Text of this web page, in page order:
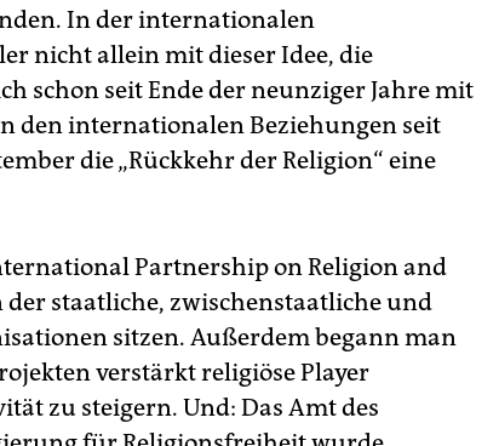
In der internationalen
nicht allein mit dieser Idee, die
schon seit Ende der neunziger Jahre mit
den internationalen Beziehungen seit
die „Rückkehr der Religion“ eine
Partnership on Religion and
staatliche, zwischenstaatliche und
sitzen. Außerdem begann man
verstärkt religiöse Player
zu steigern. Und: Das Amt des